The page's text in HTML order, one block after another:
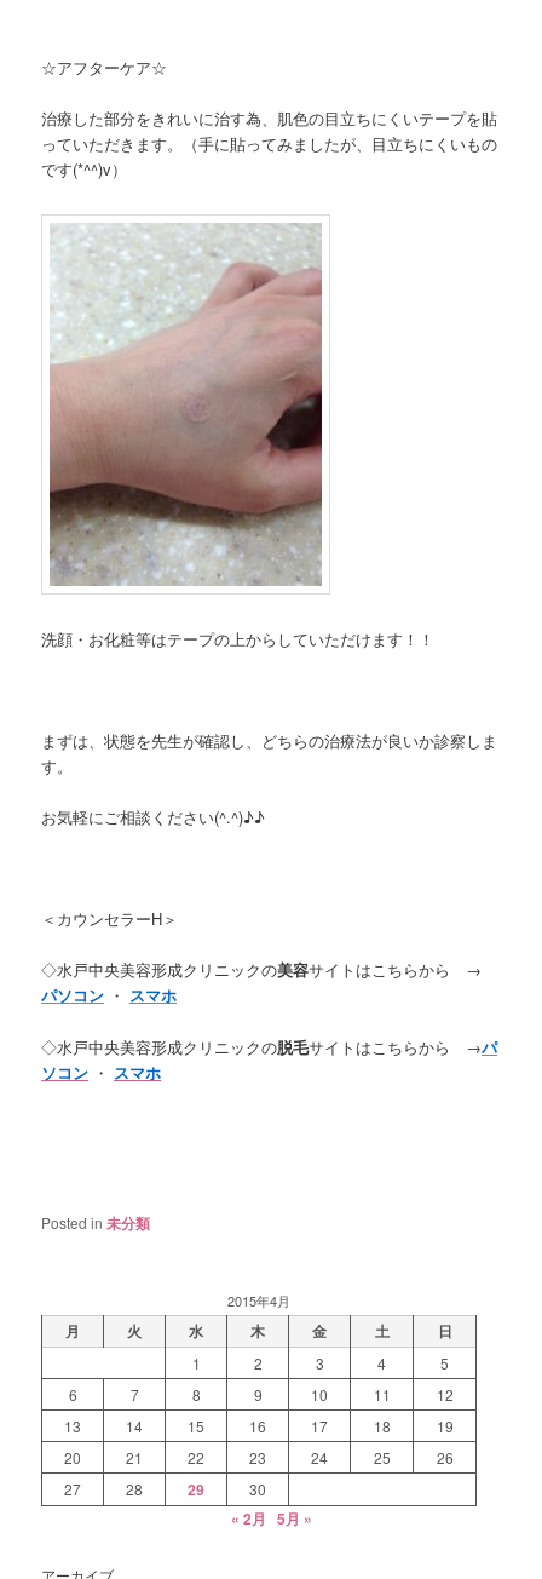
☆アフターケア☆
治療した部分をきれいに治す為、肌色の目立ちにくいテープを貼
っていただきます。（手に貼ってみましたが、目立ちにくいもの
です(*^^)v）
洗顔・お化粧等はテープの上からしていただけます！！
まずは、状態を先生が確認し、どちらの治療法が良いか診察しま
す。
お気軽にご相談ください(^.^)♪♪
＜カウンセラーH＞
◇水戸中央美容形成クリニックの美容サイトはこちらから →
パソコン ・ スマホ
◇水戸中央美容形成クリニックの脱毛サイトはこちらから →パ
ソコン ・ スマホ
Posted in 未分類
2015年4月
月 火 水 木 金 土 日
1 2 3 4
5
6
7 8 9 10 11
12
13
14 15 16 17 18
19
20
21 22 23 24 25
26
27
28 29 30
« 2月 5月 »
アーカイブ